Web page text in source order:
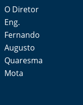
O Diretor
Eng.
Fernando
Augusto
Quaresma
Mota